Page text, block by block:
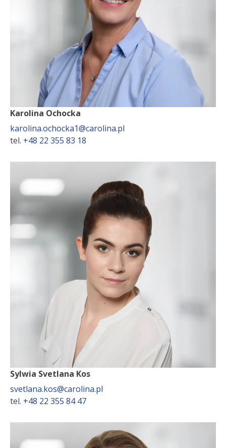
Karolina Ochocka
karolina.ochocka1@carolina.pl
tel. +48 22 355 83 18
Sylwia Svetlana Kos
svetlana.kos@carolina.pl
tel. +48 22 355 84 47